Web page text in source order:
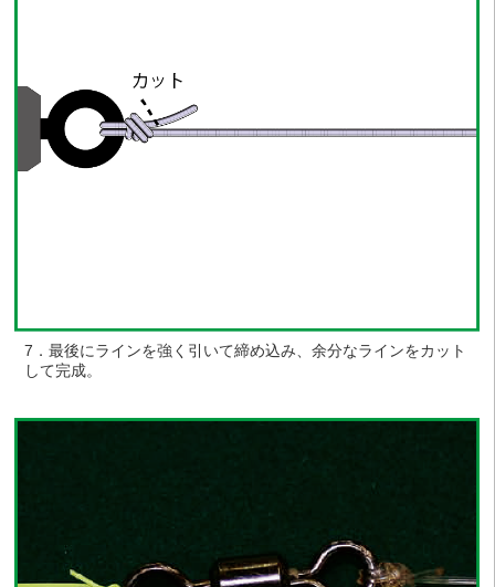
7．最後にラインを強く引いて締め込み、余分なラインをカット
して完成。